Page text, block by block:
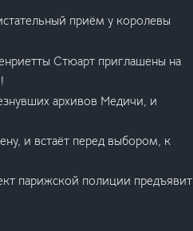
приём у королевы
Стюарт приглашены на
архивов Медичи, и
и встаёт перед выбором, к
парижской полиции предъявит